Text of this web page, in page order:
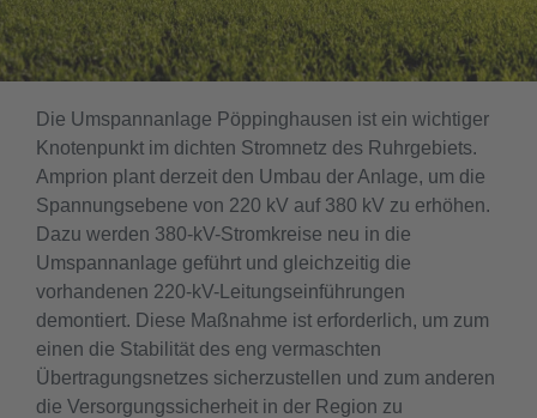
Die Umspannanlage Pöppinghausen ist ein wichtiger
Knotenpunkt im dichten Stromnetz des Ruhrgebiets.
Amprion plant derzeit den Umbau der Anlage, um die
Spannungsebene von 220 kV auf 380 kV zu erhöhen.
Dazu werden 380-kV-Stromkreise neu in die
Umspannanlage geführt und gleichzeitig die
vorhandenen 220-kV-Leitungseinführungen
demontiert. Diese Maßnahme ist erforderlich, um zum
einen die Stabilität des eng vermaschten
Übertragungsnetzes sicherzustellen und zum anderen
die Versorgungssicherheit in der Region zu